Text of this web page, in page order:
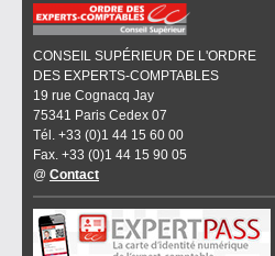
CONSEIL SUPÉRIEUR DE L'ORDRE
DES EXPERTS-COMPTABLES
19 rue Cognacq Jay
75341 Paris Cedex 07
Tél. +33 (0)1 44 15 60 00
Fax. +33 (0)1 44 15 90 05
@ Contact